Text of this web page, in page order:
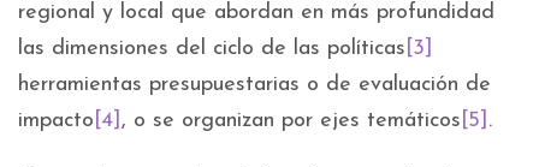
regional y local que abordan en más profundidad
las dimensiones del ciclo de las políticas [3]
herramientas presupuestarias o de evaluación de
impacto [4] , o se organizan por ejes temáticos [5] .